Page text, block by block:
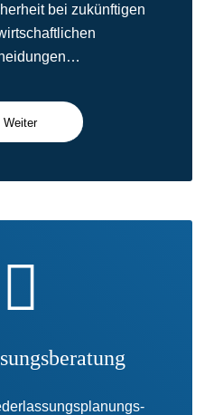
bei zukünftigen
Weiter